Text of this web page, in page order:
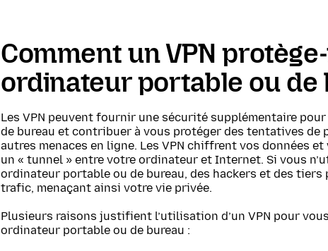
Comment un VPN
ordinateur portable ou de
Les VPN peuvent fournir une sécurité supplémentaire
de bureau et contribuer à vous protéger des tentatives de
autres menaces en ligne. Les VPN chiffrent vos données
un « tunnel » entre votre ordinateur et Internet. Si vous
ordinateur portable ou de bureau, des hackers et des
trafic, menaçant ainsi votre vie privée.
Plusieurs raisons justifient l’utilisation d’un VPN pour
ordinateur portable ou de bureau :